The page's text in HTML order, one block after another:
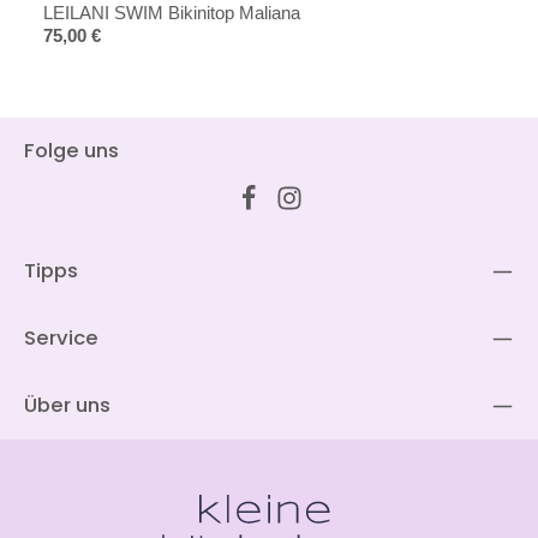
LEILANI SWIM Bikinitop Maliana
Regulärer Preis:
75,00 €
Folge uns
Tipps
Service
Über uns